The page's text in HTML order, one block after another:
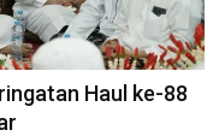
Haul ke-88